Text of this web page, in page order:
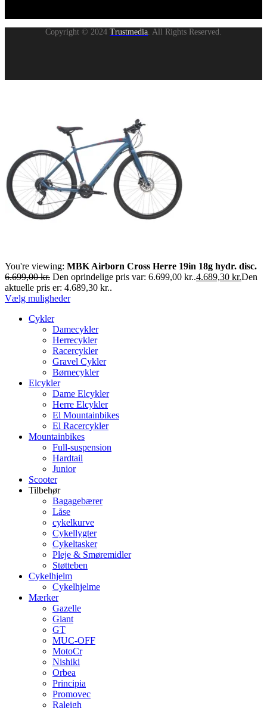
Copyright © 2024 Trustmedia. All Rights Reserved.
You're viewing: MBK Airborn Cross Herre 19in 18g hydr. disc.
6.699,00kr. Den oprindelige pris var: 6.699,00 kr..4.689,30 kr.Den
aktuelle pris er: 4.689,30 kr..
Vælg muligheder
Cykler
Damecykler
Herrecykler
Racercykler
Gravel Cykler
Børnecykler
Elcykler
Dame Elcykler
Herre Elcykler
El Mountainbikes
El Racercykler
Mountainbikes
Full-suspension
Hardtail
Junior
Scooter
Tilbehør
Bagagebærer
Låse
cykelkurve
Cykellygter
Cykeltasker
Pleje & Smøremidler
Støtteben
Cykelhjelm
Cykelhjelme
Mærker
Gazelle
Giant
GT
MUC-OFF
MotoCr
Nishiki
Orbea
Principia
Promovec
Raleigh